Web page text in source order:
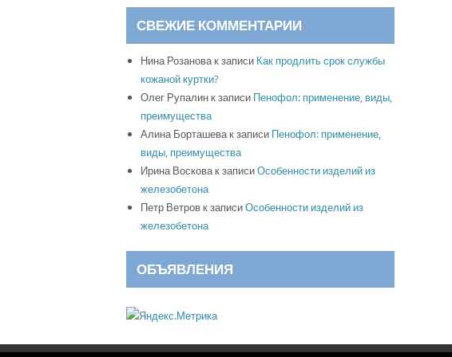
СВЕЖИЕ КОММЕНТАРИИ
Нина Розановак записи Как продлить срок службы
кожаной куртки?
Олег Рупалин к записи Пенофол: применение, виды,
преимущества
Алина Борташевак записи Пенофол: применение,
виды, преимущества
Ирина Восковак записиОсобенности изделий из
железобетона
Петр Ветров к записиОсобенности изделий из
железобетона
ОБЪЯВЛЕНИЯ